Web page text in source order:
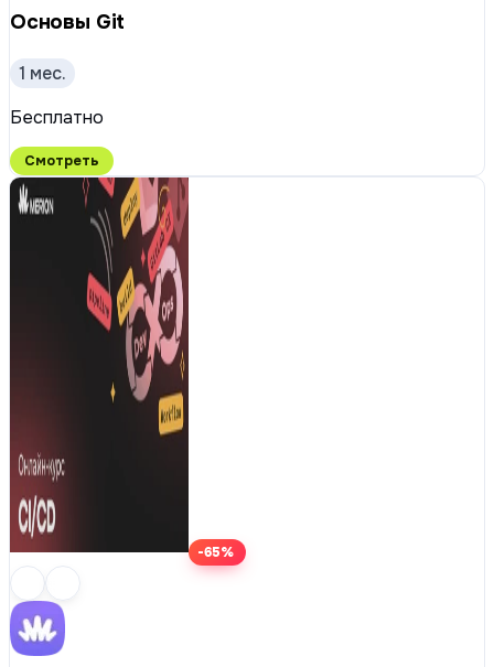
Основы Git
1 мес.
Бесплатно
Смотреть
-65%